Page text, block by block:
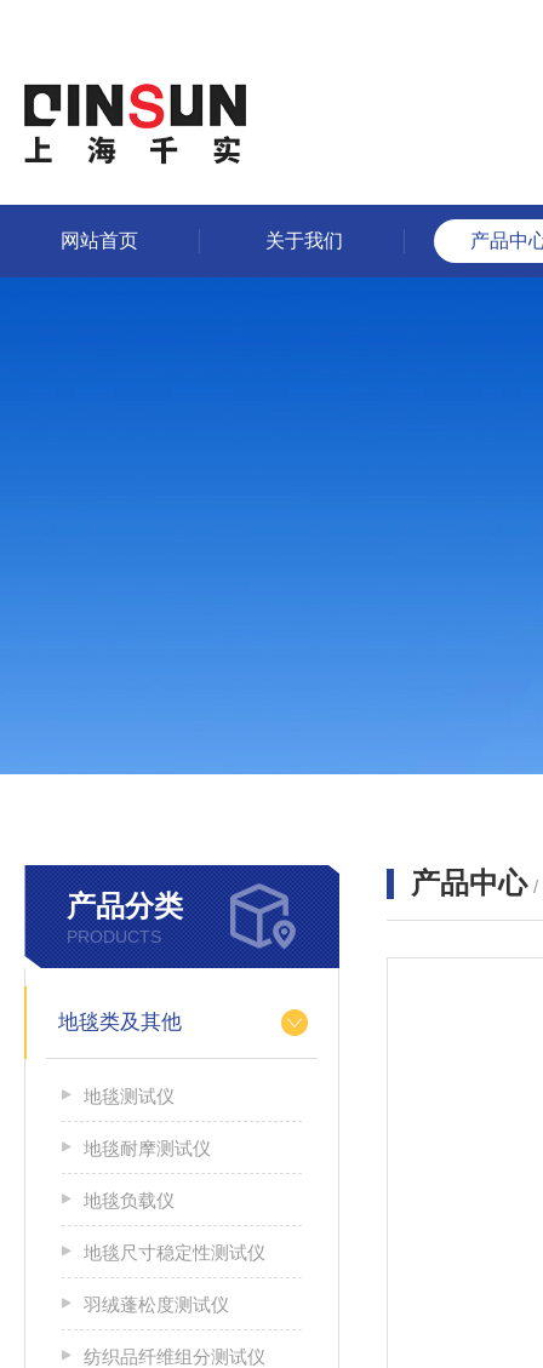
网站首页 关于我们 产品中
产品分类
PRODUCTS
地毯类及其他
地毯测试仪
地毯耐摩测试仪
地毯负载仪
地毯尺寸稳定性测试仪
羽绒蓬松度测试仪
纺织品纤维组分测试仪
产品中心 /